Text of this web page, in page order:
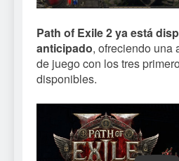
Path of Exile 2 ya está
anticipado, ofreciendo una
de juego con los tres
disponibles.